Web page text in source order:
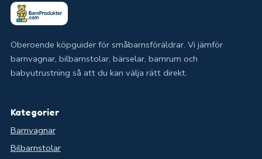
Oberoende köpguider för småbarnsföräldrar. Vi jämför
barnvagnar, bilbarnstolar, bärselar, barnrum och
babyutrustning så att du kan välja rätt direkt.
Kategorier
Barnvagnar
Bilbarnstolar